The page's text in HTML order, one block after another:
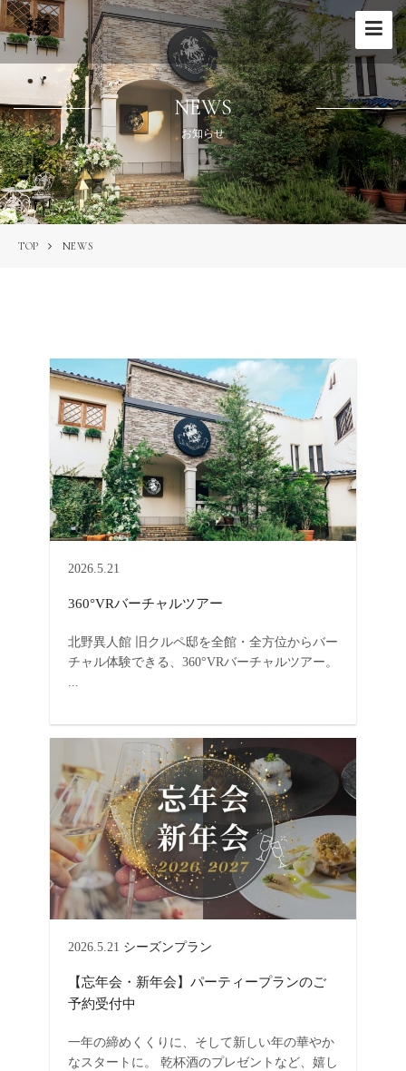
Toggle
NEWS
お知らせ
TOP NEWS
2026.5.21
360°VRバーチャルツアー
北野異人館 旧クルペ邸を全館・全方位からバー
チャル体験できる、360°VRバーチャルツアー。
2026.5.21 シーズンプラン
【忘年会・新年会】パーティープランのご
予約受付中
一年の締めくくりに、そして新しい年の華やか
なスタートに。 乾杯酒のプレゼントなど、嬉し